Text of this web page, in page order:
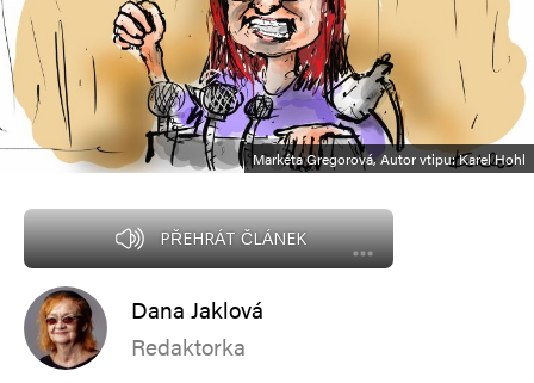
Markéta Gregorová, Autor vtipu: Karel Hohl
PŘEHRÁT ČLÁNEK
Dana Jaklová
Redaktorka